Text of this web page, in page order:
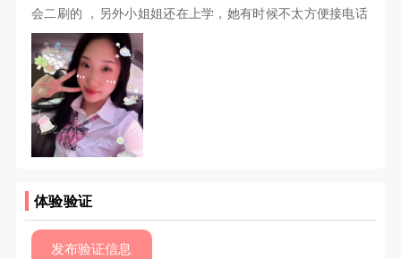
会二刷的 ，另外小姐姐还在上学，她有时候不太方便接电话
体验验证
发布验证信息